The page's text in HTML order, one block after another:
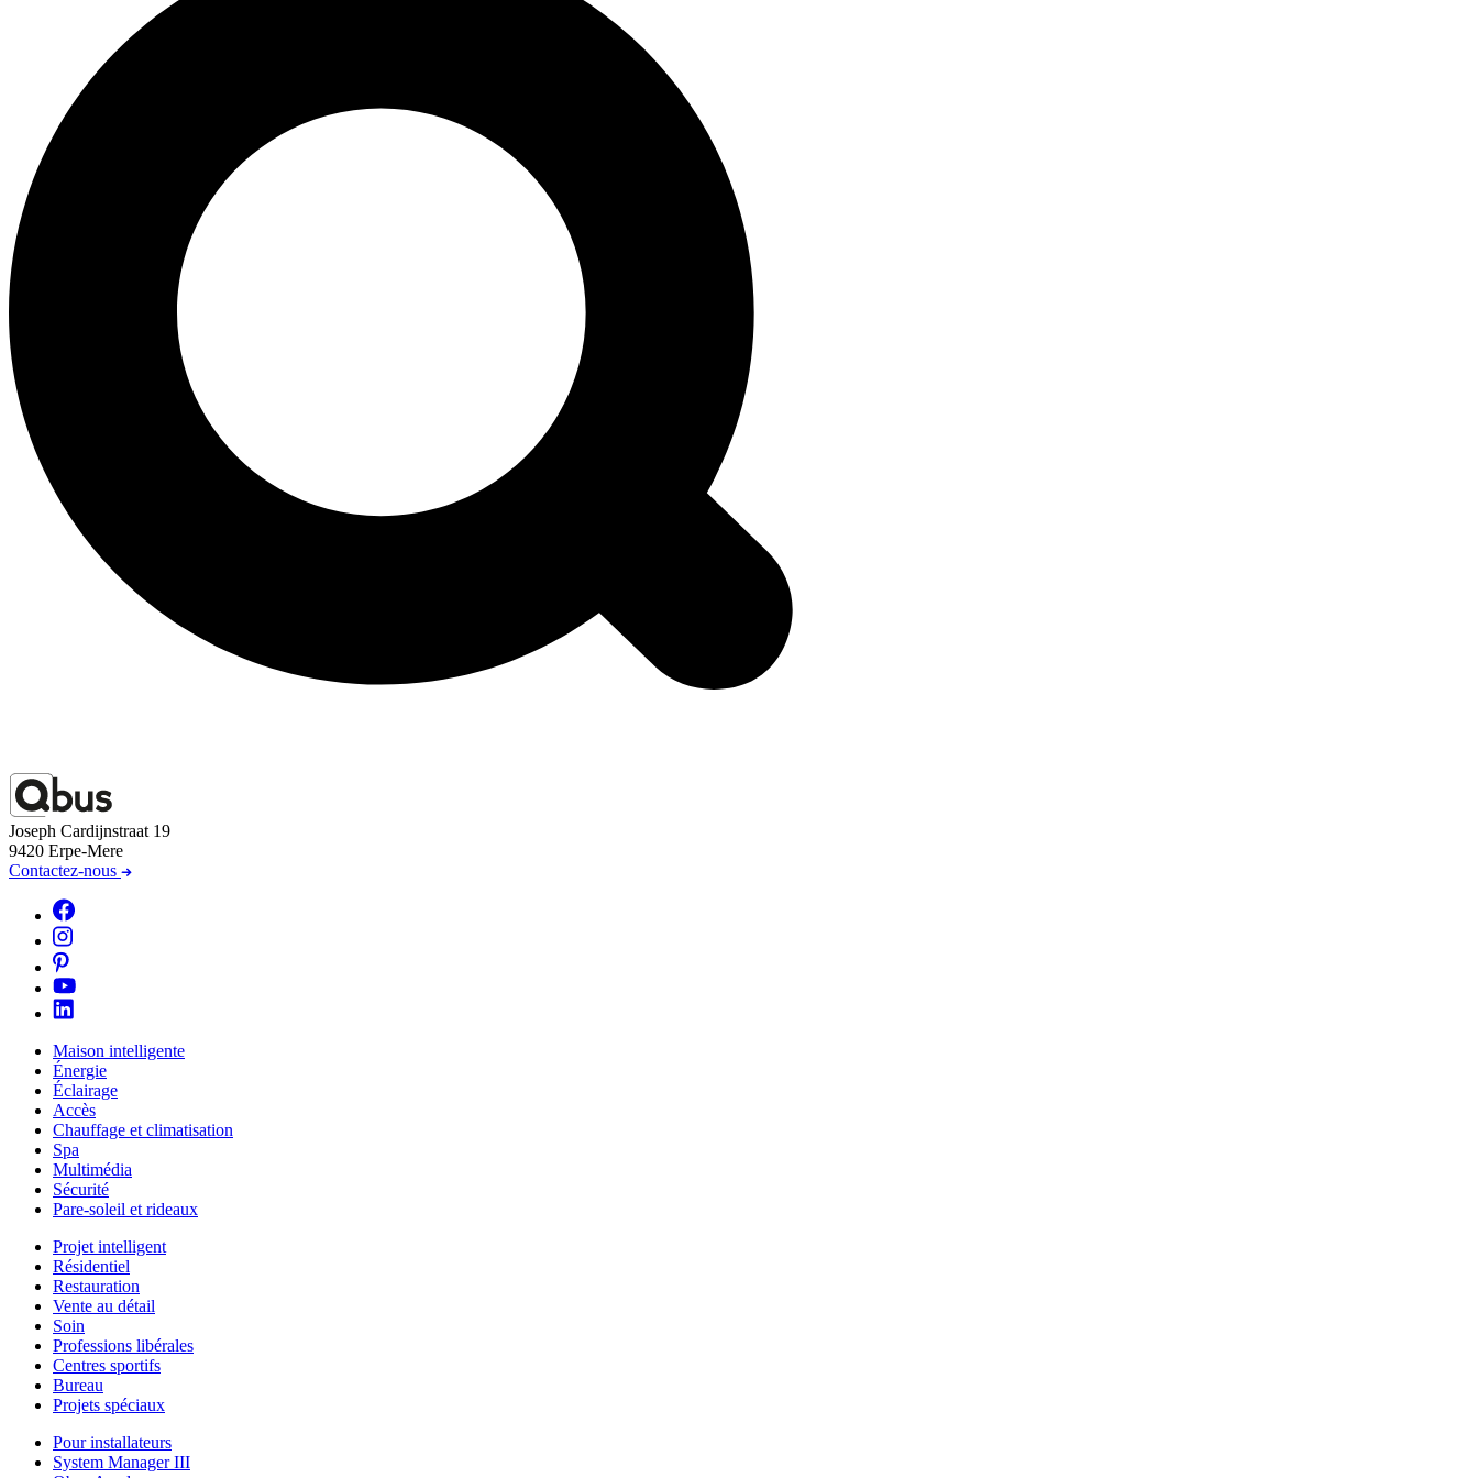
Joseph Cardijnstraat 19
9420 Erpe-Mere
Contactez-nous
Maison intelligente
Énergie
Éclairage
Accès
Chauffage et climatisation
Spa
Multimédia
Sécurité
Pare-soleil et rideaux
Projet intelligent
Résidentiel
Restauration
Vente au détail
Soin
Professions libérales
Centres sportifs
Bureau
Projets spéciaux
Pour installateurs
System Manager III